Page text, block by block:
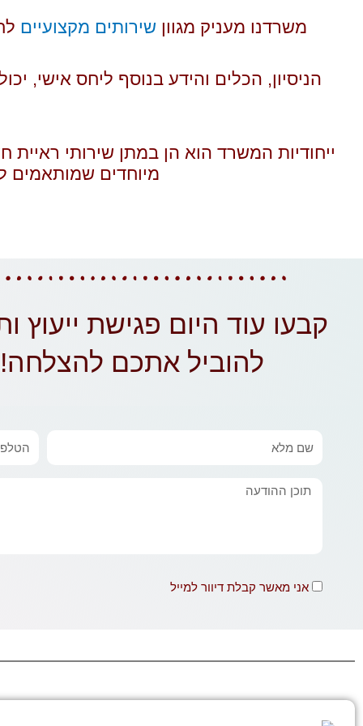
משרדנו מעניק מגוון שירותים מקצועיים
הניסיון, הכלים והידע בנוסף ליחס אישי,
ייחודיות המשרד הוא הן במתן שירותי ראיית
מיוחדים
קבעו עוד היום פגישת ייעוץ
להוביל אתכם להצלחה!
שם
טלפון
הודעה
אניאני מאשר קבלת דיוור למייל